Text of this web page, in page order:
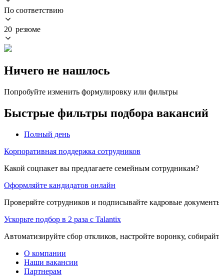
По соответствию
20 резюме
Ничего не нашлось
Попробуйте изменить формулировку или фильтры
Быстрые фильтры подбора вакансий
Полный день
Корпоративная поддержка сотрудников
Какой соцпакет вы предлагаете семейным сотрудникам?
Оформляйте кандидатов онлайн
Проверяйте сотрудников и подписывайте кадровые
Ускорьте подбор в 2 раза с Talantix
Автоматизируйте сбор откликов, настройте воронку,
О компании
Наши вакансии
Партнерам